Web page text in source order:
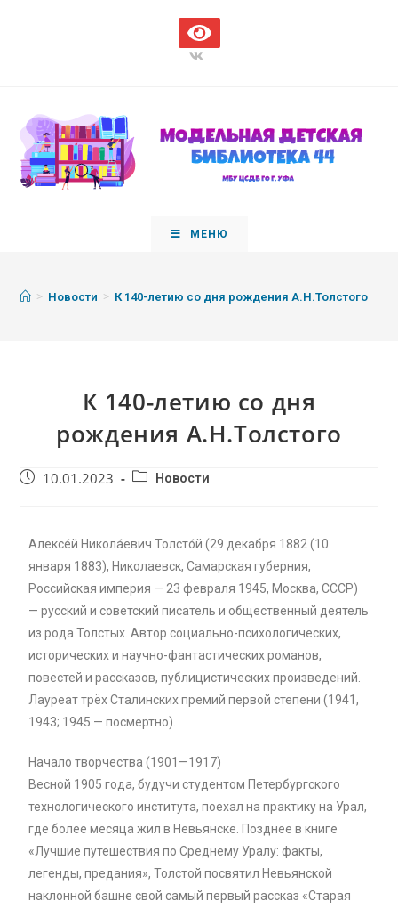
МЕНЮ
> Новости > К 140-летию со дня рождения А.Н.Толстого
К 140-летию со дня
рождения А.Н.Толстого
10.01.2023 Новости
Алексе́й Никола́евич Толсто́й (29 декабря 1882 (10
января 1883), Николаевск, Самарская губерния,
Российская империя — 23 февраля 1945, Москва, СССР)
— русский и советский писатель и общественный деятель
из рода Толстых. Автор социально-психологических,
исторических и научно-фантастических романов,
повестей и рассказов, публицистических произведений.
Лауреат трёх Сталинских премий первой степени (1941,
1943; 1945 — посмертно).
Начало творчества (1901—1917)
Весной 1905 года, будучи студентом Петербургского
технологического института, поехал на практику на Урал,
где более месяца жил в Невьянске. Позднее в книге
«Лучшие путешествия по Среднему Уралу: факты,
легенды, предания», Толстой посвятил Невьянской
наклонной башне свой самый первый рассказ «Старая